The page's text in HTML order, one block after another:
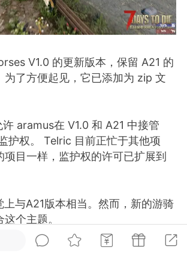
其他&工具
机可用的作弊模组，
下售卖服务器外挂！
范近期收到一些信息
发布以下声明，规范
1. *...
V1.0 的更新版本，保留 A21 的
为了方便起见，它已添加为 zip 文
aramus在 V1.0 和 A21 中接管
护权。 Telric 目前正忙于其他项
项目一样，监护权的许可已扩展到
上与A21版本相当。然而，新的游骑
个主题。